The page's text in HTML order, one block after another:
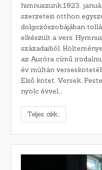
himnuszunk.1823.
szerzetesi otthon
dolgozószobájában
elkészült a vers:
századaiból.
az Auróra című
év múltán
Első kötet. Versek.
nyolc évvel,…
Teljes cikk...